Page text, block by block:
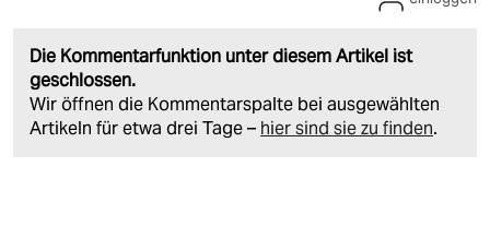
Die Kommentarfunktion unter diesem Artikel ist
geschlossen.
Wir öffnen die Kommentarspalte bei ausgewählten
Artikeln für etwa drei Tage – hier sind sie zu finden.